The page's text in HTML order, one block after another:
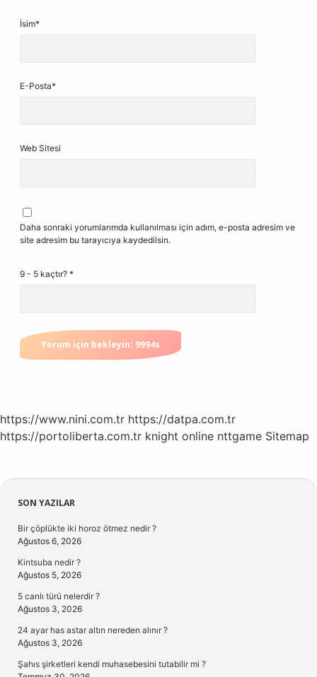
İsim*
E-Posta*
Web Sitesi
Daha sonraki yorumlarımda kullanılması için adım, e-posta adresim ve
site adresim bu tarayıcıya kaydedilsin.
9 - 5 kaçtır? *
https://www.nini.com.tr https://datpa.com.tr
https://portoliberta.com.tr knight online nttgame Sitemap
Sidebar
SON YAZILAR
Bir çöplükte iki horoz ötmez nedir ?
Ağustos 6, 2026
Kintsuba nedir ?
Ağustos 5, 2026
5 canlı türü nelerdir ?
Ağustos 3, 2026
24 ayar has astar altın nereden alınır ?
Ağustos 3, 2026
Şahıs şirketleri kendi muhasebesini tutabilir mi ?